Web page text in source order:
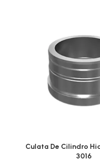
Culata De Cilindro
3016